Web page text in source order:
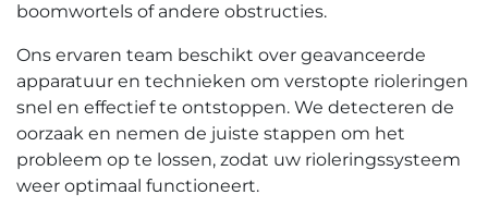
boomwortels of andere obstructies.
Ons ervaren team beschikt over geavanceerde
apparatuur en technieken om verstopte rioleringen
snel en effectief te ontstoppen.​ We detecteren de
oorzaak en nemen de juiste stappen om het
probleem op te lossen, zodat uw rioleringssysteem
weer optimaal functioneert.